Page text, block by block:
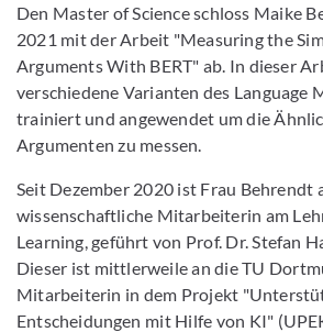
Den Master of Science schloss Maike
2021 mit der Arbeit "Measuring the
Arguments With BERT" ab. In dieser
verschiedene Varianten des Language
trainiert und angewendet um die
Argumenten zu messen.
Seit Dezember 2020 ist Frau Behrendt
wissenschaftliche Mitarbeiterin am
Learning, geführt von Prof. Dr. Stefan
Dieser ist mittlerweile an die TU
Mitarbeiterin in dem Projekt
Entscheidungen mit Hilfe von KI"